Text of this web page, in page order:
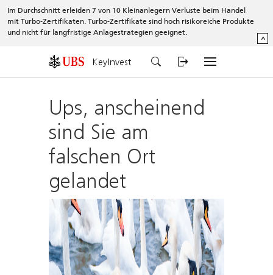
Im Durchschnitt erleiden 7 von 10 Kleinanlegern Verluste beim Handel
mit Turbo-Zertifikaten. Turbo-Zertifikate sind hoch risikoreiche Produkte
und nicht für langfristige Anlagestrategien geeignet.
^
KeyInvest
Ups, anscheinend
sind Sie am
falschen Ort
gelandet